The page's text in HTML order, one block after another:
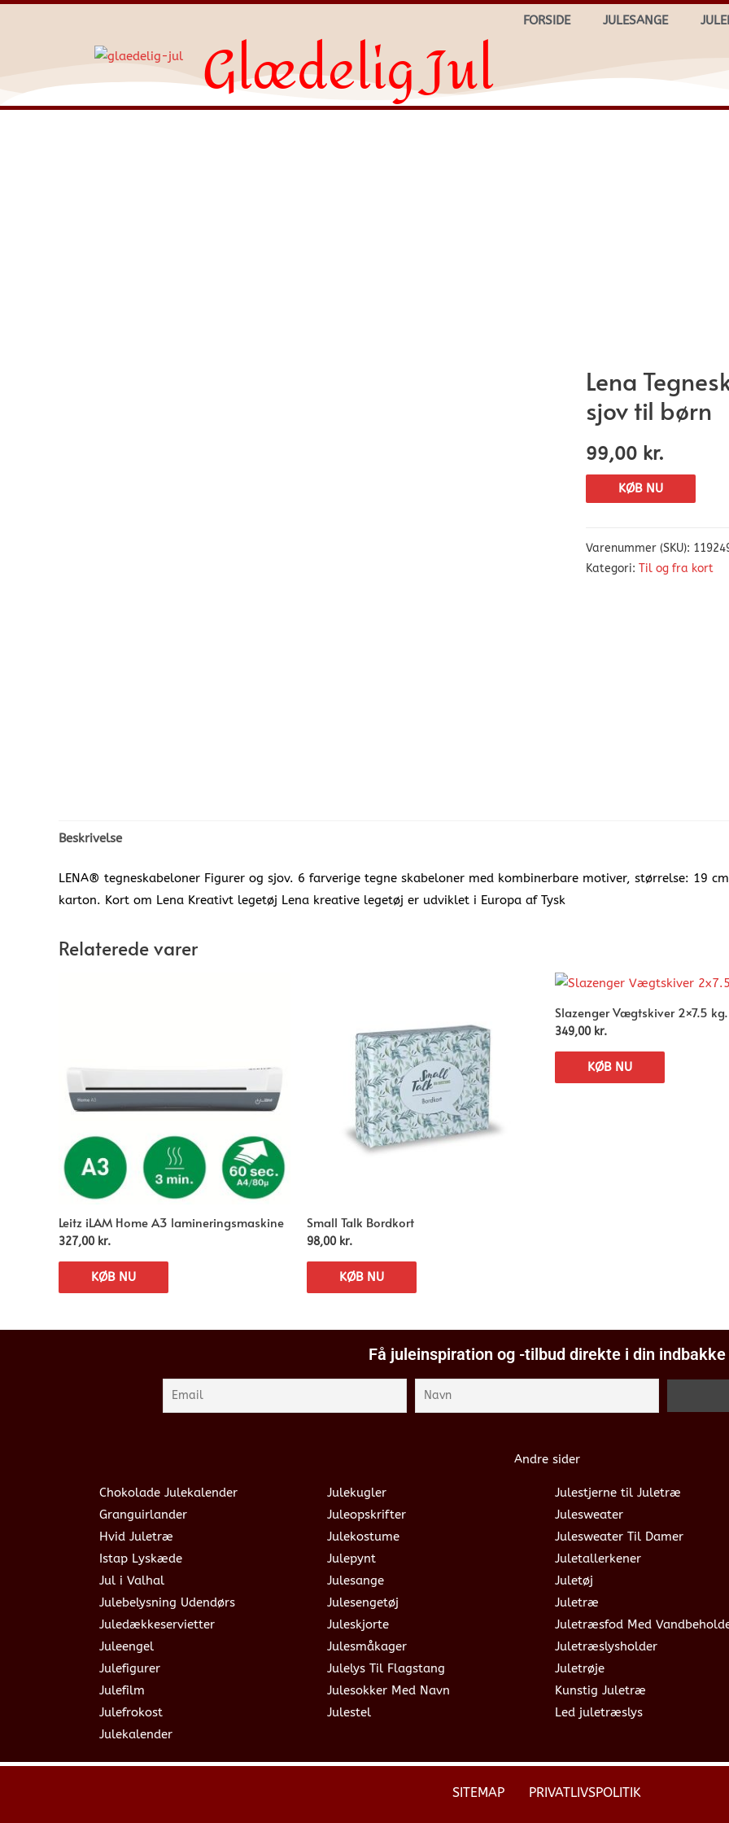
FORSIDE JULESANGE
Glædelig Jul
Lena
sjov til børn
99,00 kr.
KØB NU
Varenummer (SKU):
Kategori: Til og fra kort
Beskrivelse
LENA® tegneskabeloner Figurer og sjov. 6 farverige tegne skabeloner med kombinerbare motiver, størrelse: 19
karton. Kort om Lena Kreativt legetøj Lena kreative legetøj er udviklet i Europa af Tysk
Relaterede varer
Leitz iLAM Home A3 lamineringsmaskine
327,00 kr.
KØB NU
Small Talk Bordkort
98,00 kr.
KØB NU
Slazenger Vægtskiver 2×7.5 kg.
349,00 kr.
KØB NU
Få juleinspiration og -tilbud direkte i din indbakke
Andre sider
Chokolade Julekalender
Granguirlander
Hvid Juletræ
Istap Lyskæde
Jul i Valhal
Julebelysning Udendørs
Juledækkeservietter
Juleengel
Julefigurer
Julefilm
Julefrokost
Julekalender
Julekugler
Juleopskrifter
Julekostume
Julepynt
Julesange
Julesengetøj
Juleskjorte
Julesmåkager
Julelys Til Flagstang
Julesokker Med Navn
Julestel
Julestjerne til Juletræ
Julesweater
Julesweater Til Damer
Juletallerkener
Juletøj
Juletræ
Juletræsfod Med
Juletræslysholder
Juletrøje
Kunstig Juletræ
Led juletræslys
SITEMAP PRIVATLIVSPOLITIK